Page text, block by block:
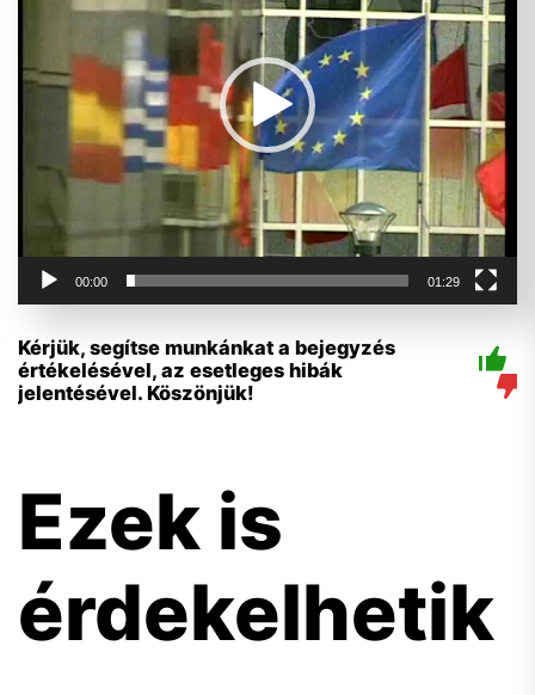
00:00 01:29
Kérjük, segítse munkánkat a bejegyzés
értékelésével, az esetleges hibák
jelentésével. Köszönjük!
Ezek is
érdekelhetik